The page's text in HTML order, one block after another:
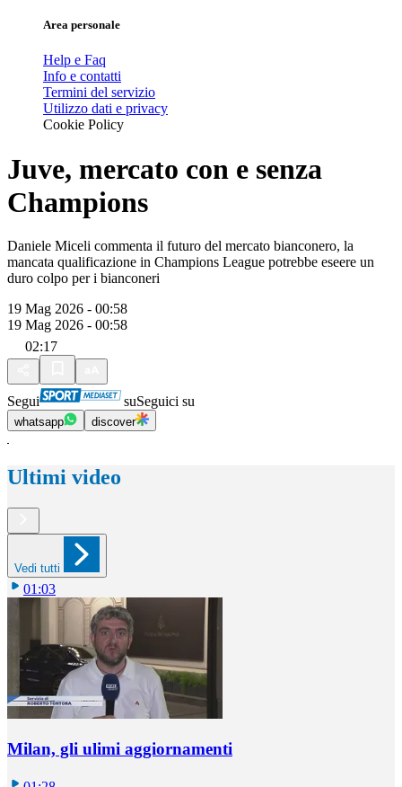
Area personale
Help e Faq
Info e contatti
Termini del servizio
Utilizzo dati e privacy
Cookie Policy
Juve, mercato con e senza
Champions
Daniele Miceli commenta il futuro del mercato bianconero, la
mancata qualificazione in Champions League potrebbe eseere un
duro colpo per i bianconeri
19 Mag 2026 - 00:58
19 Mag 2026 - 00:58
02:17
Segui suSeguici su
whatsapp discover
Ultimi video
Vedi tutti
01:03
Milan, gli ulimi aggiornamenti